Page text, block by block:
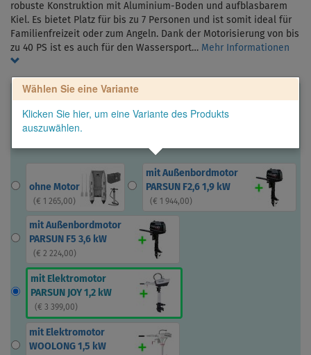
robuste Konstruktion mit Aluminium-Boden und aufblasbarem
Kiel. Es bietet Platz für bis zu 7 Personen und ist somit ideal für
Familienfreizeit oder zum Angeln. Dank der Motorisierung von bis
zu 40 PS ist es auch für den Wassersport… Mehr Informationen
Wählen Sie eine Variante
Klicken Sie hier, um eine Variante des Produkts
auszuwählen.
ohne Motor
( € 1 265,00)
mit Außenbordmotor
PARSUN F2,6 1,9 kW
( € 1 944,00)
mit Außenbordmotor
PARSUN F5 3,6 kW
( € 2 224,00)
mit Elektromotor
PARSUN JOY 1,2 kW
( € 3 399,00)
mit Elektromotor
WOOLONG 1,5 kW